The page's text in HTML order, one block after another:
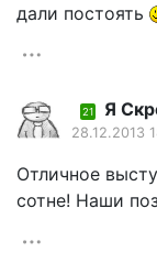
дали постоять
21 Я
28.12.2013
Отличное
сотне! Наши